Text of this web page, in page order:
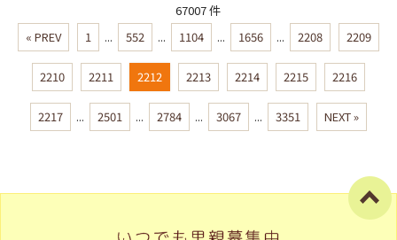
67007 件
« PREV
1 ... 552 ... 1104 ... 1656 ... 2208 2209
2210 2211 2212 2213 2214 2215 2216
2217 ... 2501 ... 2784 ... 3067 ... 3351 NEXT »